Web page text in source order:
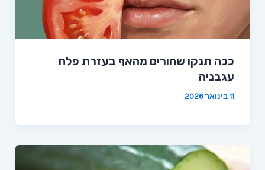
ככה תנקו שחורים מהאף בעזרת פלח
עגבניה
11 בינואר 2026